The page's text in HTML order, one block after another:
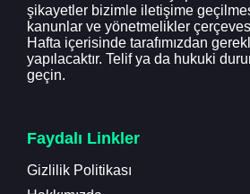
şikayetler bizimle iletişime
kanunlar ve yönetmelikler
Hafta içerisinde tarafımızdan
yapılacaktır. Telif ya da hukuki
geçin.
Faydalı Linkler
Gizlilik Politikası